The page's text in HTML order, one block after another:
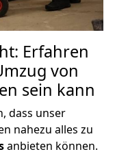
Erfahren
von
sein kann
dass unser
nahezu alles zu
anbieten können.